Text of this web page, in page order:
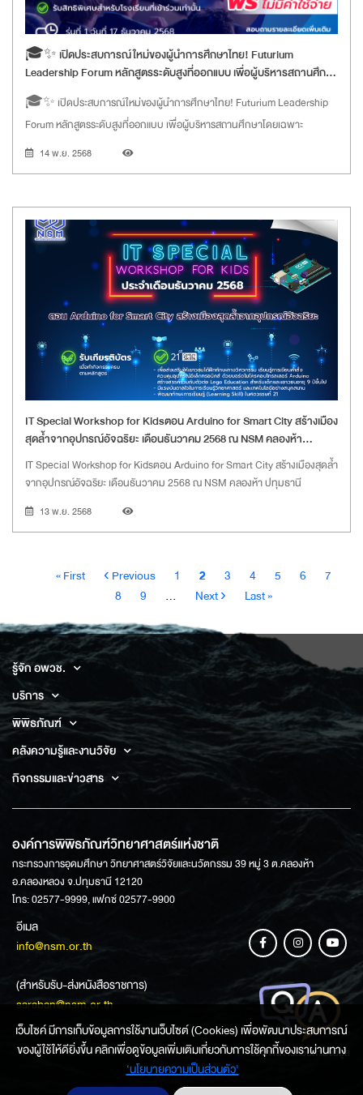
🎓✨ เปิดประสบการณ์ใหม่ของผู้นำการศึกษาไทย! Futurium
Leadership Forum หลักสูตรระดับสูงที่ออกแบบ เพื่อผู้บริหารสถานศึกษา
โดยเฉพาะ
🎓✨ เปิดประสบการณ์ใหม่ของผู้นำการศึกษาไทย! Futurium Leadership
Forum หลักสูตรระดับสูงที่ออกแบบ เพื่อผู้บริหารสถานศึกษาโดยเฉพาะ
14 พ.ย. 2568
IT Special Workshop for Kidsตอน Arduino for Smart City สร้างเมือง
สุดล้ำจากอุปกรณ์อัจฉริยะ เดือนธันวาคม 2568 ณ NSM คลองห้า
ปทุมธานี
IT Special Workshop for Kidsตอน Arduino for Smart City สร้างเมืองสุดล้ำ
จากอุปกรณ์อัจฉริยะ เดือนธันวาคม 2568 ณ NSM คลองห้า ปทุมธานี
13 พ.ย. 2568
Pagination
หน้า
« First
หน้า
ก่อน
‹ Previous Page
1
Current
page
2 Page
3 Page
4 Page
5 Page
6 Page
7
8
Page
9 …
Next
Next ›
Last
Last »
รู้จัก อพวช.
บริการ
พิพิธภัณฑ์
คลังความรู้และงานวิจัย
กิจกรรมและข่าวสาร
องค์การพิพิธภัณฑ์วิทยาศาสตร์แห่งชาติ
กระทรวงการอุดมศึกษา วิทยาศาสตร์วิจัยและนวัตกรรม 39 หมู่ 3 ต.คลองห้า
อ.คลองหลวง จ.ปทุมธานี 12120
โทร: 02577-9999, แฟกซ์ 02577-9900
อีเมล
info@nsm.or.th
(สำหรับรับ-ส่งหนังสือราชการ)
saraban@nsm.or.th
ช่องทางการสอบถามข้อมูล
เว็บไซค์ มีการเก็บข้อมูลการใช้งานเว็บไซต์ (Cookies) เพื่อพัฒนาประสบการณ์
ของผู้ใช้ให้ดียิ่งขึ้น คลิกเพื่อดูข้อมูลเพิ่มเติมเกี่ยวกับการใช้คุกกี้ของเราผ่านทาง
‘นโยบายความเป็นส่วนตัว'